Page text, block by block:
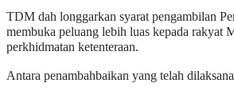
TDM dah longgarkan syarat pengambilan
membuka peluang lebih luas kepada rakyat
perkhidmatan ketenteraan.
Antara penambahbaikan yang telah